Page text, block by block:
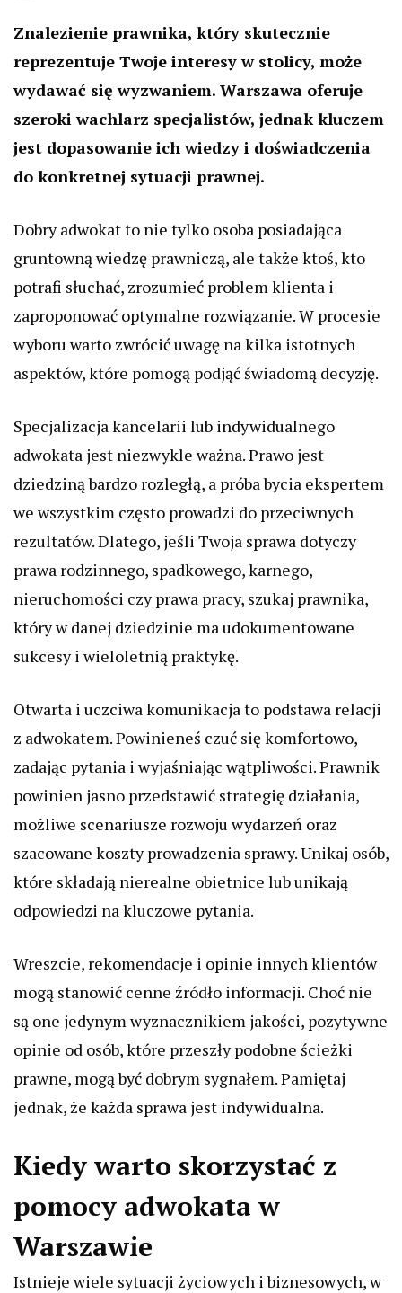
Znalezienie prawnika, który skutecznie
reprezentuje Twoje interesy w stolicy, może
wydawać się wyzwaniem. Warszawa oferuje
szeroki wachlarz specjalistów, jednak kluczem
jest dopasowanie ich wiedzy i doświadczenia
do konkretnej sytuacji prawnej.
Dobry adwokat to nie tylko osoba posiadająca
gruntowną wiedzę prawniczą, ale także ktoś, kto
potrafi słuchać, zrozumieć problem klienta i
zaproponować optymalne rozwiązanie. W procesie
wyboru warto zwrócić uwagę na kilka istotnych
aspektów, które pomogą podjąć świadomą decyzję.
Specjalizacja kancelarii lub indywidualnego
adwokata jest niezwykle ważna. Prawo jest
dziedziną bardzo rozległą, a próba bycia ekspertem
we wszystkim często prowadzi do przeciwnych
rezultatów. Dlatego, jeśli Twoja sprawa dotyczy
prawa rodzinnego, spadkowego, karnego,
nieruchomości czy prawa pracy, szukaj prawnika,
który w danej dziedzinie ma udokumentowane
sukcesy i wieloletnią praktykę.
Otwarta i uczciwa komunikacja to podstawa relacji
z adwokatem. Powinieneś czuć się komfortowo,
zadając pytania i wyjaśniając wątpliwości. Prawnik
powinien jasno przedstawić strategię działania,
możliwe scenariusze rozwoju wydarzeń oraz
szacowane koszty prowadzenia sprawy. Unikaj osób,
które składają nierealne obietnice lub unikają
odpowiedzi na kluczowe pytania.
Wreszcie, rekomendacje i opinie innych klientów
mogą stanowić cenne źródło informacji. Choć nie
są one jedynym wyznacznikiem jakości, pozytywne
opinie od osób, które przeszły podobne ścieżki
prawne, mogą być dobrym sygnałem. Pamiętaj
jednak, że każda sprawa jest indywidualna.
Kiedy warto skorzystać z
pomocy adwokata w
Warszawie
Istnieje wiele sytuacji życiowych i biznesowych, w